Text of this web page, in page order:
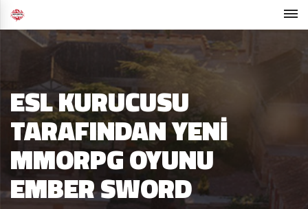
ESL KURUCUSU
TARAFINDAN YENI
MMORPG OYUNU
EMBER SWORD